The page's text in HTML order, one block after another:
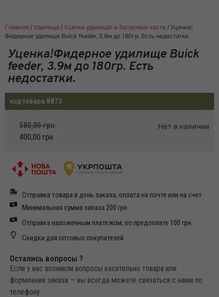
Главная / Удилища / Уценка удилища! и Запасные части / Уценка!
Фидерное удилище Buick feeder, 3.9м до 180гр. Есть недостатки.
Уценка!Фидерное удилище Buick
feeder, 3.9м до 180гр. Есть
недостатки.
код товара:8873
580,00грн.
400,00 грн.
Нет в наличии
Отправка товара в день заказа, оплата на почте или на счет
Минимальная сумма заказа 200 грн.
Отправка наложенным платежом, по предоплате 100 грн.
Скидки для оптовых покупателей
Остались вопросы ?
Если у вас возникли вопросы касательно товара или
формления заказа — вы всегда можете связаться с нами по
телефону